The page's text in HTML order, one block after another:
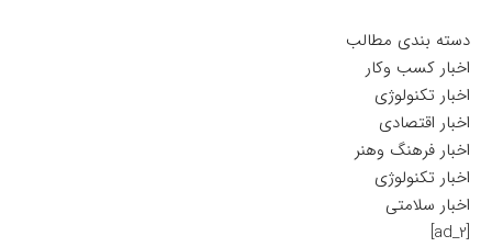
دسته بندی مطالب
اخبار کسب وکار
اخبار تکنولوژی
اخبار اقتصادی
اخبار فرهنگ وهنر
اخبار تکنولوژی
اخبار سلامتی
[ad_2]